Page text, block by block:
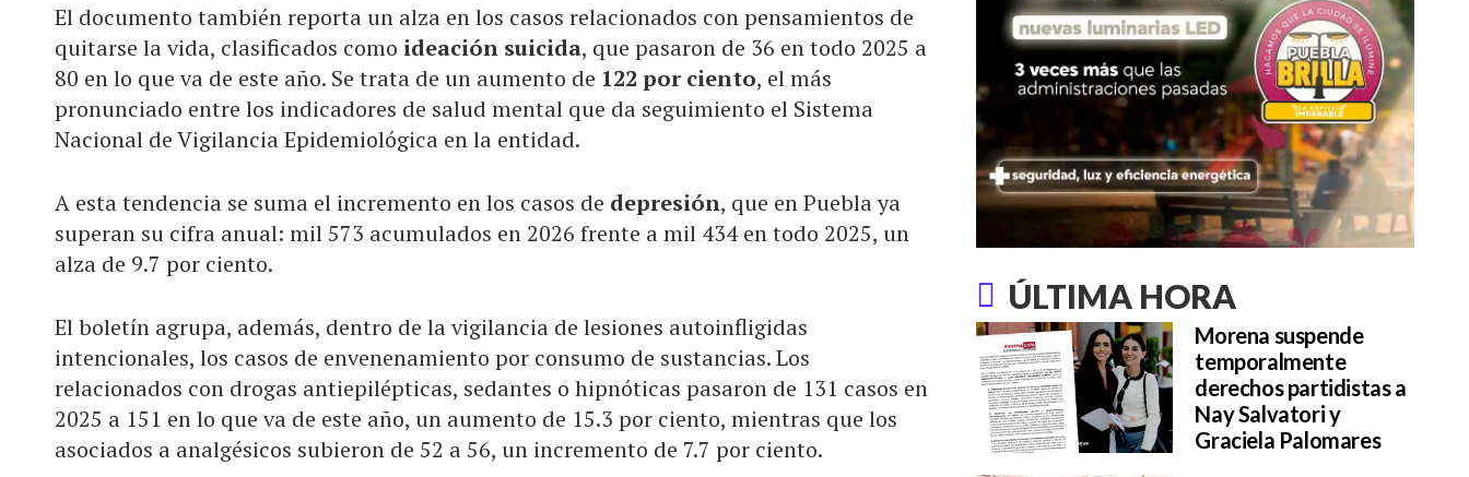
El documento también reporta un alza en los casos relacionados con pensamientos de
quitarse la vida, clasificados como ideación suicida, que pasaron de 36 en todo 2025 a
80 en lo que va de este año. Se trata de un aumento de 122 por ciento, el más
pronunciado entre los indicadores de salud mental que da seguimiento el Sistema
Nacional de Vigilancia Epidemiológica en la entidad.
A esta tendencia se suma el incremento en los casos de depresión, que en Puebla ya
superan su cifra anual: mil 573 acumulados en 2026 frente a mil 434 en todo 2025, un
alza de 9.7 por ciento.
El boletín agrupa, además, dentro de la vigilancia de lesiones autoinfligidas
intencionales, los casos de envenenamiento por consumo de sustancias. Los
relacionados con drogas antiepilépticas, sedantes o hipnóticas pasaron de 131 casos en
2025 a 151 en lo que va de este año, un aumento de 15.3 por ciento, mientras que los
asociados a analgésicos subieron de 52 a 56, un incremento de 7.7 por ciento.
ÚLTIMA HORA
Morena suspende
temporalmente
derechos partidistas a
Nay Salvatori y
Graciela Palomares